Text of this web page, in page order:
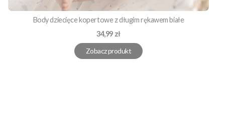
Body dziecięce kopertowe z długim rękawem białe
Cena
34,99 zł
Zobacz produkt